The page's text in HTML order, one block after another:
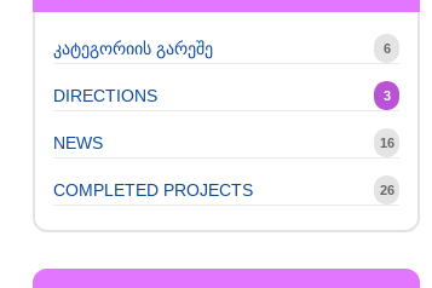
კატეგორიის გარეშე 6
DIRECTIONS 3
NEWS 16
COMPLETED PROJECTS 26